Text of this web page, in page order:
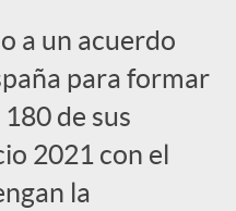
a un acuerdo
para formar
de sus
2021 con el
la